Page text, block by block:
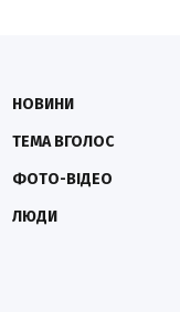
НОВИНИ
ТЕМА ВГОЛОС
ФОТО-ВІДЕО
ЛЮДИ